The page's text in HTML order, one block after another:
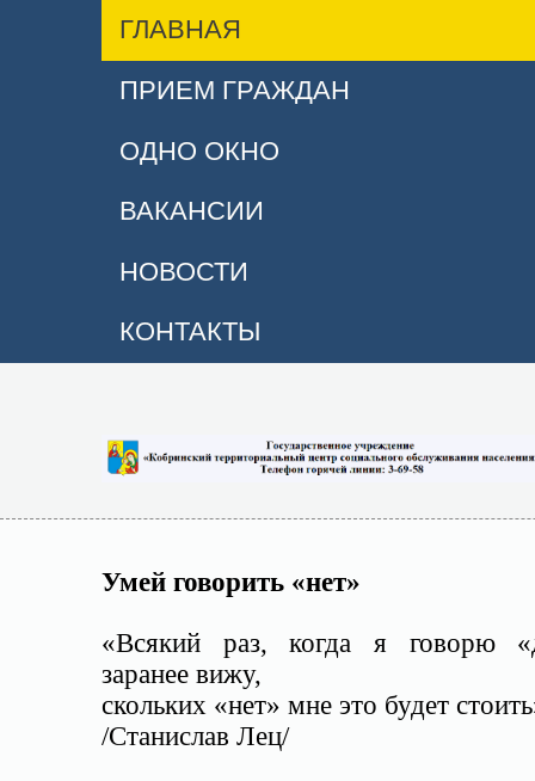
ГЛАВНАЯ
ПРИЕМ ГРАЖДАН
ОДНО ОКНО
ВАКАНСИИ
НОВОСТИ
КОНТАКТЫ
Умей говорить «нет»
«Всякий раз, когда я говорю
заранее вижу,
скольких «нет» мне это будет
/Станислав Лец/